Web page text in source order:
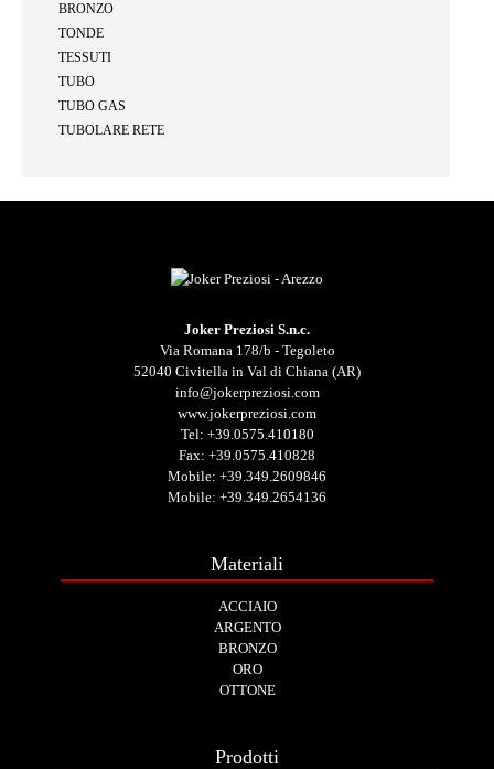
BRONZO
TONDE
TESSUTI
TUBO
TUBO GAS
TUBOLARE RETE
Joker Preziosi S.n.c.
Via Romana 178/b - Tegoleto
52040 Civitella in Val di Chiana (AR)
info@jokerpreziosi.com
www.jokerpreziosi.com
Tel: +39.0575.410180
Fax: +39.0575.410828
Mobile: +39.349.2609846
Mobile: +39.349.2654136
Materiali
ACCIAIO
ARGENTO
BRONZO
ORO
OTTONE
Prodotti